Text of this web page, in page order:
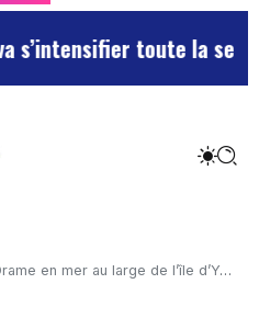
toute la semaine
en mer au large de l’île d’Yeu : un homme décède après être tombé de son voilier